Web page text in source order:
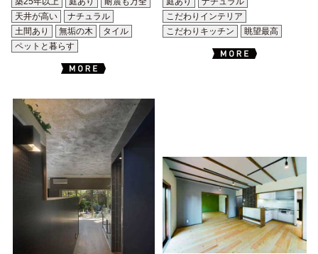
天井が高い
ナチュラル
土間あり
無垢の木
タイル
ペットと暮らす
こだわりインテリア
こだわりキッチン
眺望最高